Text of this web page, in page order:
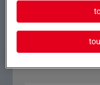
Candidatez
recontacterons le